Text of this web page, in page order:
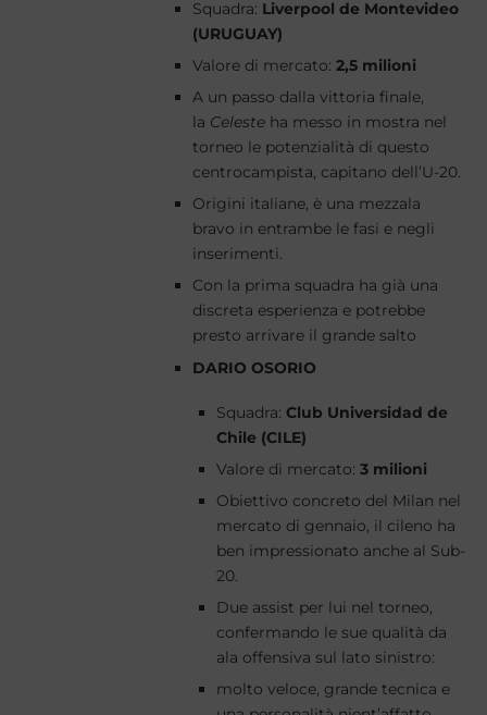
Squadra: Liverpool de Montevideo
(URUGUAY)
Valore di mercato: 2,5 milioni
A un passo dalla vittoria finale,
la Celeste ha messo in mostra nel
torneo le potenzialità di questo
centrocampista, capitano dell’U-20.
Origini italiane, è una mezzala
bravo in entrambe le fasi e negli
inserimenti.
Con la prima squadra ha già una
discreta esperienza e potrebbe
presto arrivare il grande salto
DARIO OSORIO
Squadra: Club Universidad de
Chile (CILE)
Valore di mercato: 3 milioni
Obiettivo concreto del Milan nel
mercato di gennaio, il cileno ha
ben impressionato anche al Sub-
20.
Due assist per lui nel torneo,
confermando le sue qualità da
ala offensiva sul lato sinistro:
molto veloce, grande tecnica e